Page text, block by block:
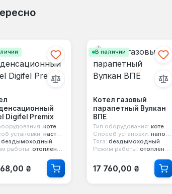
Digifel Premix
котел конденсационный
установки: настенный
бездымоходный
работы: отопление и горячая вода
цена:
₴
В наличии
Котел газовый
парапетный Вулкан
ВПЕ
Тип оборудования: котел парапетный
Способ установки: напольный
Тяга: бездымоходный
Режим работы: отопление и горячая вода
Обычная цена:
17 760,00 ₴